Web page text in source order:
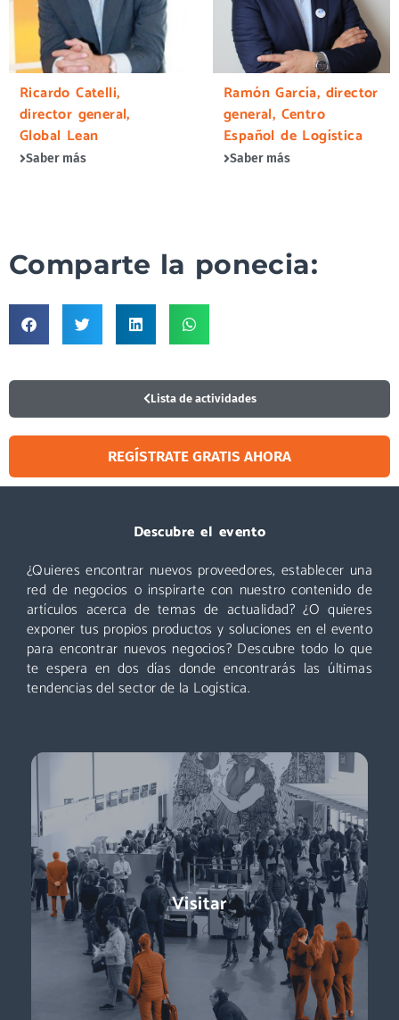
Ricardo Catelli,
director general,
Global Lean
Saber más
Ramón García, director
general, Centro
Español de Logística
Saber más
Comparte la ponecia:
Lista de actividades
REGÍSTRATE GRATIS AHORA
Descubre el evento
¿Quieres encontrar nuevos proveedores, establecer una
red de negocios o inspirarte con nuestro contenido de
artículos acerca de temas de actualidad? ¿O quieres
exponer tus propios productos y soluciones en el evento
para encontrar nuevos negocios? Descubre todo lo que
te espera en dos días donde encontrarás las últimas
tendencias del sector de la Logística.
Visitar
Visitar
Un evento que no puedes perderte: miles de profesionales
acuden cada año a Logistics & Automation, no te quedes
fuera. ¡Conoce nuevos proveedores, descubre todas las áreas
y asiste a las mejores conferencias!
Descubre más
Exponer
Logistics & Automation es la feria líder en España, el evento
referente para conocer a los decisores de compras:
directores de logística, directores de compras, responsables
de e-commerce … + de 11.000 profesionales para impulsar tu
Descubre más